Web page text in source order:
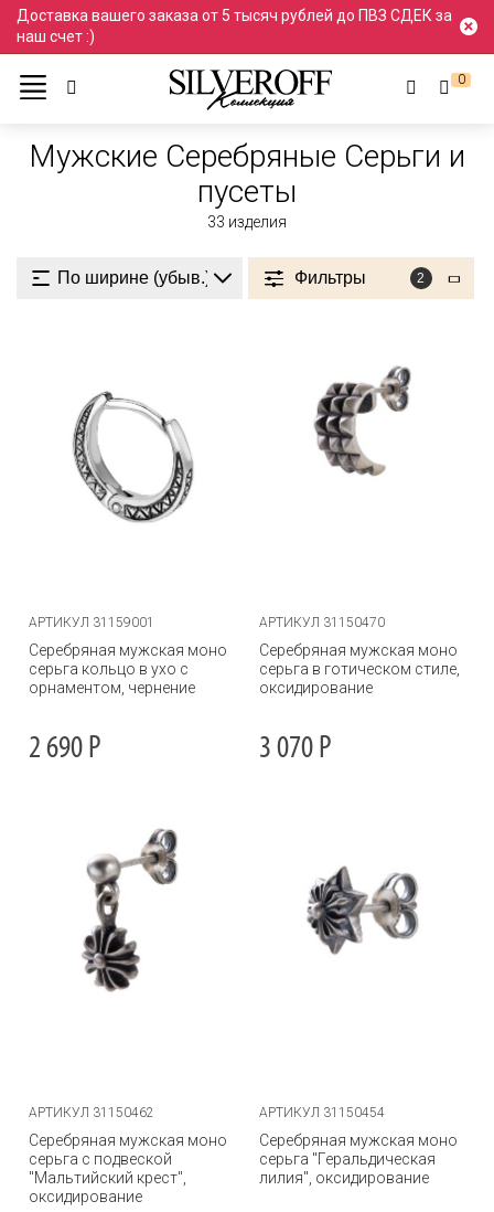
Доставка вашего заказа от 5 тысяч рублей до ПВЗ СДЕК за
наш счет :)
0
Ювелирные украшения
Серьги и пусеты
Мужские Серебряные Серьги и
пусеты
33 изделия
Фильтры 2
АРТИКУЛ 31159001
Серебряная мужская моно
серьга кольцо в ухо с
орнаментом, чернение
2 690 Р
АРТИКУЛ 31150470
Серебряная мужская моно
серьга в готическом стиле,
оксидирование
3 070 Р
АРТИКУЛ 31150462
Серебряная мужская моно
серьга с подвеской
"Мальтийский крест",
оксидирование
АРТИКУЛ 31150454
Серебряная мужская моно
серьга "Геральдическая
лилия", оксидирование